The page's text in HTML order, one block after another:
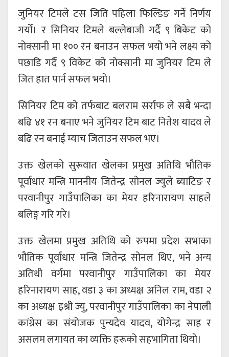
जुनियर टिमले टस जिति पहिला फिल्डिङ गर्ने निर्णय
गर्यो। र सिनियर टिमले बल्लेबाजी गर्दै ९ बिकेट को
नोक्सानी मा १०० रन बनाउन सफल भयो भने लक्ष्य को
पछाडि गर्दै ९ विकेट को नोक्सानी मा जुनियर टिम ले
जित हात पार्न सफल भयो।
सिनियर टिम को तर्फबाट बलराम सर्राफ ले सबै भन्दा
बढि ४१ रन बनाए भने जुनियर टिम बाट नितेश यादव ले
बढि रन बनाई म्याच जिताउन सफल भए।
उक्त खेलको सुरूवात खेलका प्रमुख अतिथि भौतिक
पूर्वाधार मन्त्रि माननीय जितेन्द्र सोनल ज्युले ब्याटिङ र
परवानीपुर गाउँपालिका का मेयर हरिनारायण साहले
बलिङ्ग गरि गरे।
उक्त खेलमा प्रमुख अतिथि को रुपमा प्रदेश सभाका
भौतिक पूर्वाधार मन्त्रि जितेन्द्र सोनल थिए, भने अन्य
अतिथी वर्गमा परवानीपुर गाउँपालिका का मेयर
हरिनारायण साह, वडा ३ का अध्यक्ष अनिल राम, वडा २
का अध्यक्ष इश्री ज्यु, परवानीपुर गाउँपालिका का नेपाली
कांग्रेस का संयोजक पुन्यदेव यादव, योगेन्द्र साह र
असलम लगायत का व्यक्ति हरूको सहभागिता थियो।